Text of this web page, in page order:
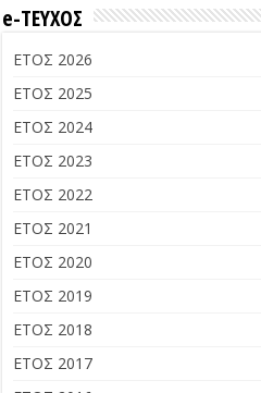
e-ΤΕΥΧΟΣ
ΕΤΟΣ 2026
ΕΤΟΣ 2025
ΕΤΟΣ 2024
ΕΤΟΣ 2023
ΕΤΟΣ 2022
ΕΤΟΣ 2021
ΕΤΟΣ 2020
ΕΤΟΣ 2019
ΕΤΟΣ 2018
ΕΤΟΣ 2017